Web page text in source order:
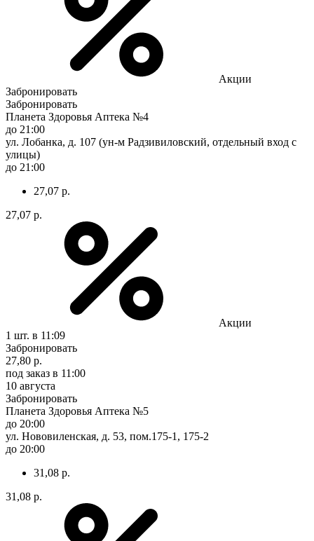
Акции
Забронировать
Забронировать
Планета Здоровья Аптека №4
до 21:00
ул. Лобанка, д. 107 (ун-м Радзивиловский, отдельный вход с
улицы)
до 21:00
27,07 р.
27,07 р.
Акции
1 шт. в 11:09
Забронировать
27,80 р.
под заказ в 11:00
10 августа
Забронировать
Планета Здоровья Аптека №5
до 20:00
ул. Нововиленская, д. 53, пом.175-1, 175-2
до 20:00
31,08 р.
31,08 р.